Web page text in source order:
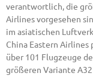
verantwortlich, die
Airlines vorgesehen
im asiatischen
China Eastern
über 101 Flugzeuge
größeren Variante